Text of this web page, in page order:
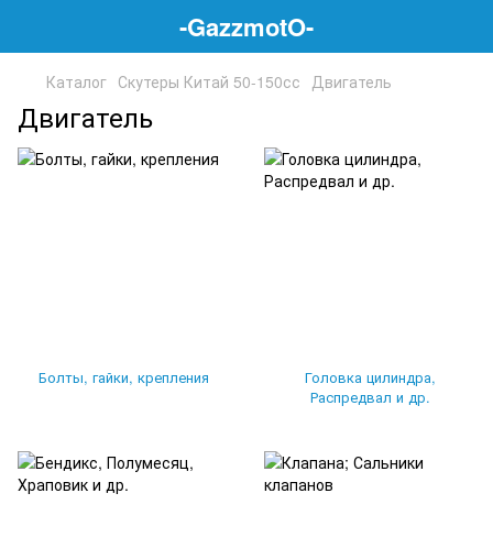
-GazzmotO-
Каталог Скутеры Китай 50-150сс Двигатель
Двигатель
Болты, гайки, крепления
Головка цилиндра,
Распредвал и др.